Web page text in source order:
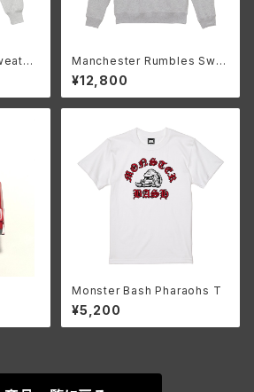
Manchester Rumbles Swe
atshirt 90’S ish (Ash)
¥12,800
Monster Bash Pharaohs T
¥5,200